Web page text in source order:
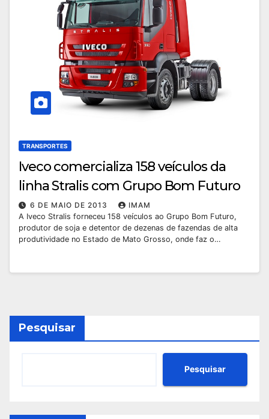
TRANSPORTES
Iveco comercializa 158 veículos da
linha Stralis com Grupo Bom Futuro
6 DE MAIO DE 2013
IMAM
A Iveco Stralis forneceu 158 veículos ao Grupo Bom Futuro,
produtor de soja e detentor de dezenas de fazendas de alta
produtividade no Estado de Mato Grosso, onde faz o…
Pesquisar
Pesquisar